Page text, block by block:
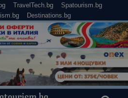
TravelTech.bg
Spatourism.bg
Destinations.bg